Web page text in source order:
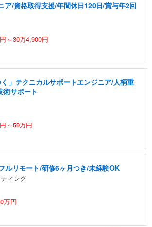
ア/資格取得支援/年間休日120日/賞与年2回
～30万4,900円
く」テクニカルサポートエンジニア/人柄重
術サポート
～59万円
ルリモート/研修6ヶ月つき/未経験OK
ィング
万円